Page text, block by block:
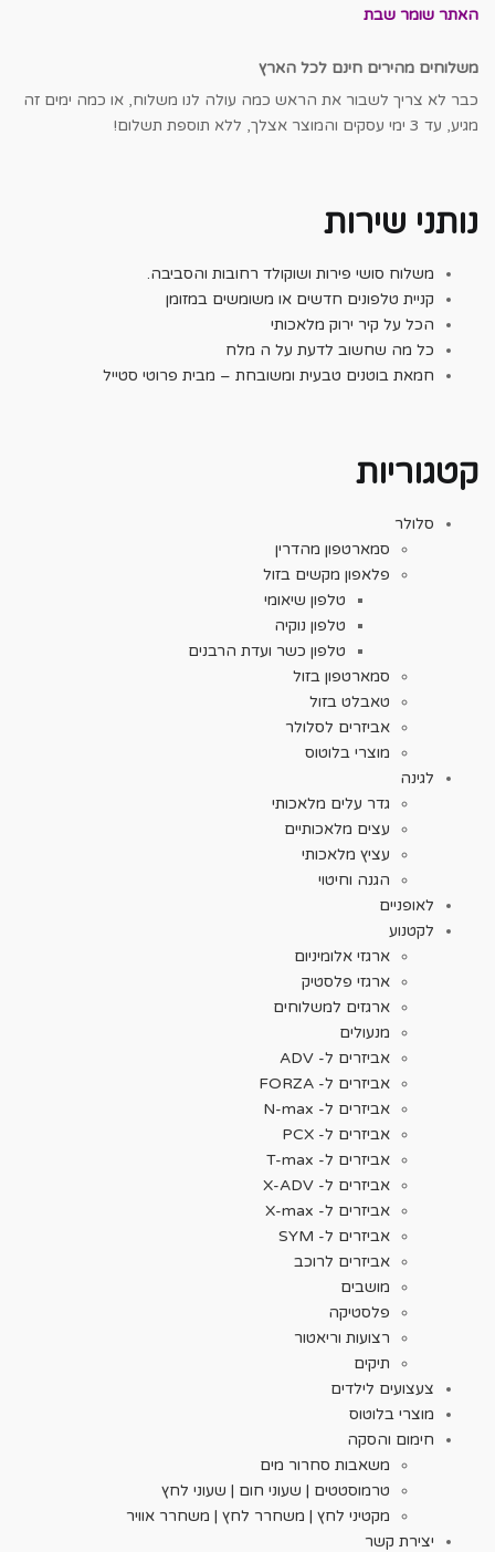
האתר שומר שבת
משלוחים מהירים חינם לכל הארץ
כבר לא צריך לשבור את הראש כמה עולה לנו משלוח, או כמה ימים זה
מגיע, עד 3 ימי עסקים והמוצר אצלך, ללא תוספת תשלום!
נותני שירות
משלוח סושי פירות ושוקולד רחובות והסביבה.
קניית טלפונים חדשים או משומשים במזומן
הכל על קיר ירוק מלאכותי
כל מה שחשוב לדעת על ה מלח
חמאת בוטנים טבעית ומשובחת – מבית פרוטי סטייל
קטגוריות
סלולר
סמארטפון מהדרין
פלאפון מקשים בזול
טלפון שיאומי
טלפון נוקיה
טלפון כשר ועדת הרבנים
סמארטפון בזול
טאבלט בזול
אביזרים לסלולר
מוצרי בלוטוס
לגינה
גדר עלים מלאכותי
עצים מלאכותיים
עציץ מלאכותי
הגנה וחיטוי
לאופניים
לקטנוע
ארגזי אלומיניום
ארגזי פלסטיק
ארגזים למשלוחים
מנעולים
אביזרים ל- ADV
אביזרים ל- FORZA
אביזרים ל- N-max
אביזרים ל- PCX
אביזרים ל- T-max
אביזרים ל- X-ADV
אביזרים ל- X-max
אביזרים ל- SYM
אביזרים לרוכב
מושבים
פלסטיקה
רצועות וריאטור
תיקים
צעצועים לילדים
מוצרי בלוטוס
חימום והסקה
משאבות סחרור מים
טרמוסטטים | שעוני חום | שעוני לחץ
מקטיני לחץ | משחרר לחץ | משחרר אוויר
יצירת קשר